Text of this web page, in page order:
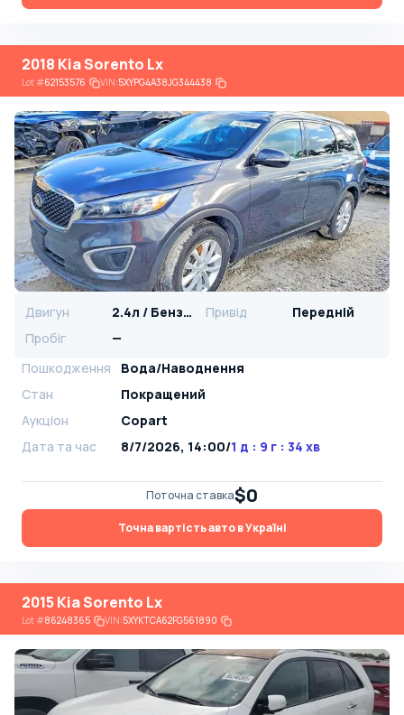
2018 Kia Sorento Lx
Lot#62153576 VIN:5XYPG4A38JG344438
Двигун 2.4л / Бензин Привід
Передній
Пробіг
—
Пошкодження
Вода/Наводнення
Стан
Покращений
Аукціон
Copart
Дата та час
8/7/2026, 14:00/1 д : 9 г : 34 хв
Поточна ставка$0
Точна вартість авто в Україні
2015 Kia Sorento Lx
Lot#86248365 VIN:5XYKTCA62FG561890